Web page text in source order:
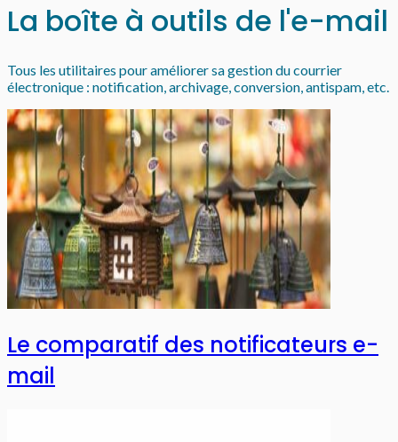
La boîte à outils de l'e-mail
Tous les utilitaires pour améliorer sa gestion du courrier
électronique : notification, archivage, conversion, antispam, etc.
Le comparatif des notificateurs e-
mail